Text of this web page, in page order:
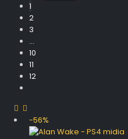
1
2
3
…
10
11
12
-56%